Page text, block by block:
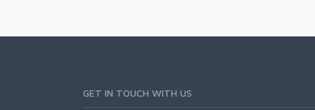
GET IN TOUCH WITH US